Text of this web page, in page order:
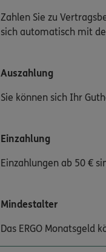
Zahlen Sie zu
sich automatisch mit
Auszahlung
Sie können sich Ihr
Einzahlung
Einzahlungen ab 50 €
Mindestalter
Das ERGO Monatsgeld